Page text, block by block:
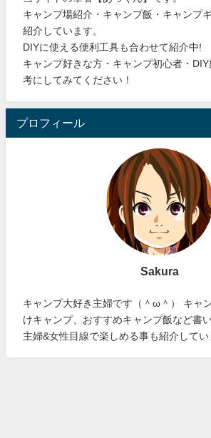
キャンプ場紹介・キャンプ飯・キャンプ
紹介しています。
DIYに使える便利工具も合わせて紹介中!
キャンプ好きな方・キャンプ初心者・
考にしてみてください！
プロフィール
Sakura
キャンプ大好き主婦です（＾ω＾） キャ
けキャンプ、おすすめキャンプ飯など書
主婦&女性目線で楽しめる事も紹介してい